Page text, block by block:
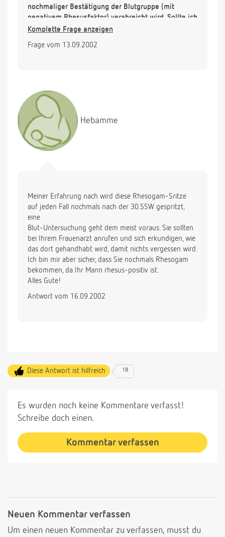
nochmaliger Bestätigung der Blutgruppe (mit
negativem Rhesusfaktor) verabreicht wird. Sollte ich
meinen Arzt bitten, nochmals eine
ich erst wieder in 3 Wochen hin.
Komplette Frage anzeigen
Frage vom 13.09.2002
Hebamme
Meiner Erfahrung nach wird diese Rhesogam-Sritze
auf jeden Fall nochmals nach der 30.SSW gespritzt,
eine
Blut-Untersuchung geht dem meist voraus. Sie sollten
bei Ihrem Frauenarzt anrufen und sich erkundigen, wie
das dort gehandhabt wird, damit nichts vergessen wird.
Ich bin mir aber sicher, dass Sie nochmals Rhesogam
bekommen, da Ihr Mann rhesus-positiv ist.
Alles Gute!
Antwort vom 16.09.2002
Diese Antwort ist hilfreich 18
Es wurden noch keine Kommentare verfasst!
Schreibe doch einen.
Kommentar verfassen
Neuen Kommentar verfassen
Um einen neuen Kommentar zu verfassen, musst du